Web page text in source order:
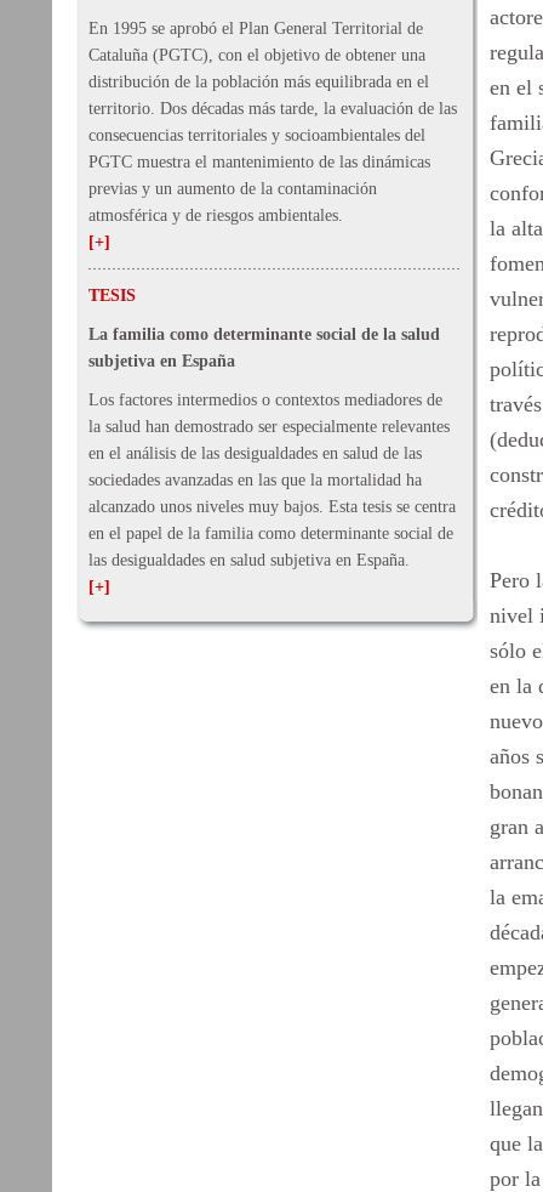
En 1995 se aprobó el Plan General Territorial de
Cataluña (PGTC), con el objetivo de obtener una
distribución de la población más equilibrada en el
territorio. Dos décadas más tarde, la evaluación de las
consecuencias territoriales y socioambientales del
PGTC muestra el mantenimiento de las dinámicas
previas y un aumento de la contaminación
atmosférica y de riesgos ambientales.
[+]
TESIS
La familia como determinante social de la salud
subjetiva en España
Los factores intermedios o contextos mediadores de
la salud han demostrado ser especialmente relevantes
en el análisis de las desigualdades en salud de las
sociedades avanzadas en las que la mortalidad ha
alcanzado unos niveles muy bajos. Esta tesis se centra
en el papel de la familia como determinante social de
las desigualdades en salud subjetiva en España.
[+]
en el
la
Pero
nivel
sólo
en la
años
gran
la
que
por